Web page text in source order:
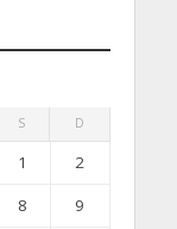
S D
1
2
8
9